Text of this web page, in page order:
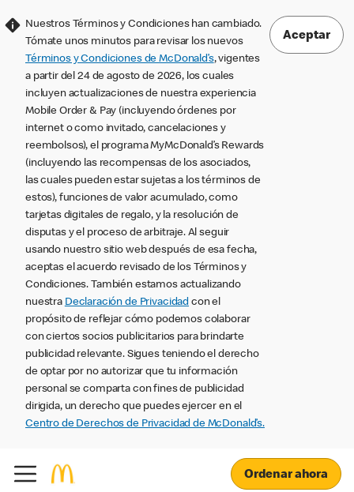
Nuestros Términos y Condiciones han cambiado.
Tómate unos minutos para revisar los nuevos
Términos y Condiciones de McDonald’s, vigentes
a partir del 24 de agosto de 2026, los cuales
incluyen actualizaciones de nuestra experiencia
Mobile Order & Pay (incluyendo órdenes por
internet o como invitado, cancelaciones y
reembolsos), el programa MyMcDonald’s Rewards
(incluyendo las recompensas de los asociados,
las cuales pueden estar sujetas a los términos de
estos), funciones de valor acumulado, como
tarjetas digitales de regalo, y la resolución de
disputas y el proceso de arbitraje. Al seguir
usando nuestro sitio web después de esa fecha,
aceptas el acuerdo revisado de los Términos y
Condiciones. También estamos actualizando
nuestra Declaración de Privacidad con el
propósito de reflejar cómo podemos colaborar
con ciertos socios publicitarios para brindarte
publicidad relevante. Sigues teniendo el derecho
de optar por no autorizar que tu información
personal se comparta con fines de publicidad
dirigida, un derecho que puedes ejercer en el
Centro de Derechos de Privacidad de McDonald’s.
Aceptar
Ordenar ahora